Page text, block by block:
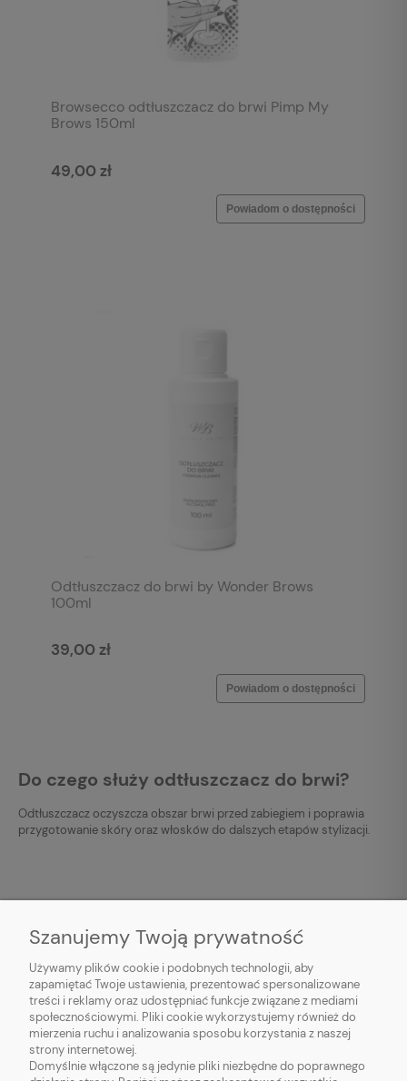
Browsecco odtłuszczacz do brwi Pimp My
Brows 150ml
49,00 zł
Powiadom o dostępności
Odtłuszczacz do brwi by Wonder Brows
100ml
39,00 zł
Powiadom o dostępności
Do czego służy odtłuszczacz do brwi?
Odtłuszczacz oczyszcza obszar brwi przed zabiegiem i poprawia
przygotowanie skóry oraz włosków do dalszych etapów stylizacji.
O NAS
OBSŁUGA KLIENTA
INFORMACJE
Szanujemy Twoją prywatność
Używamy plików cookie i podobnych technologii, aby
zapamiętać Twoje ustawienia, prezentować spersonalizowane
treści i reklamy oraz udostępniać funkcje związane z mediami
społecznościowymi. Pliki cookie wykorzystujemy również do
mierzenia ruchu i analizowania sposobu korzystania z naszej
strony internetowej.
Domyślnie włączone są jedynie pliki niezbędne do poprawnego